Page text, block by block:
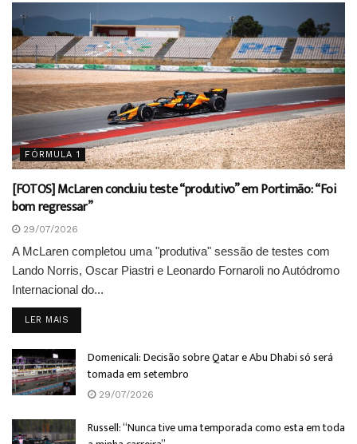
FÓRMULA 1
[FOTOS] McLaren concluiu teste “produtivo” em Portimão: “Foi
bom regressar”
29/07/2026
A McLaren completou uma "produtiva" sessão de testes com
Lando Norris, Oscar Piastri e Leonardo Fornaroli no Autódromo
Internacional do...
LER MAIS
Domenicali: Decisão sobre Qatar e Abu Dhabi só será
tomada em setembro
29/07/2026
Russell: “Nunca tive uma temporada como esta em toda